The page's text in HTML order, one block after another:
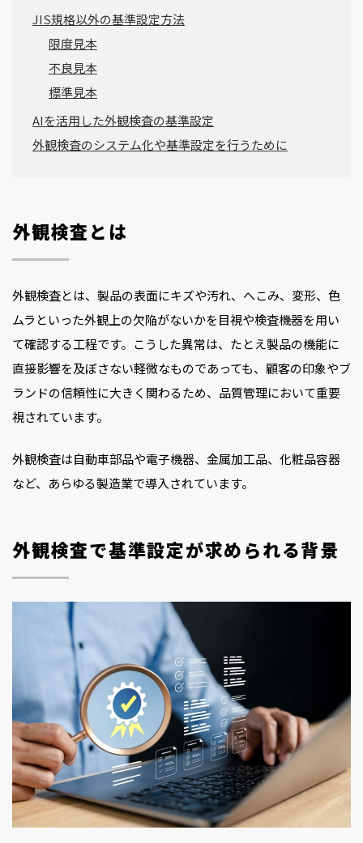
JIS規格以外の基準設定方法
限度見本
不良見本
標準見本
AIを活用した外観検査の基準設定
外観検査のシステム化や基準設定を行うために
外観検査とは
外観検査とは、製品の表面にキズや汚れ、へこみ、変形、色
ムラといった外観上の欠陥がないかを目視や検査機器を用い
て確認する工程です。こうした異常は、たとえ製品の機能に
直接影響を及ぼさない軽微なものであっても、顧客の印象やブ
ランドの信頼性に大きく関わるため、品質管理において重要
視されています。
外観検査は自動車部品や電子機器、金属加工品、化粧品容器
など、あらゆる製造業で導入されています。
外観検査で基準設定が求められる背景